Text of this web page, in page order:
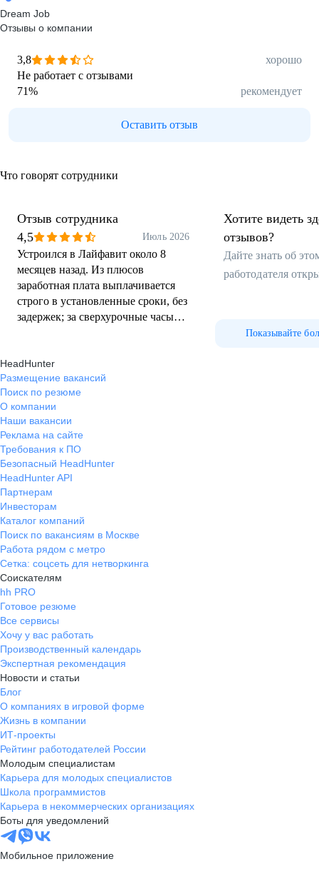
Dream Job
Отзывы о компании
3,8
хорошо
Не работает с отзывами
71% рекомендует
Оставить отзыв
Что говорят сотрудники
Отзыв сотрудника
4,5
Июль 2026
Устроился в Лайфавит около 8
месяцев назад. Из плюсов
заработная плата выплачивается
строго в установленные сроки, без
задержек; за сверхурочные часы
адекватный колектив без
токсичности. Есть и минусы.
Производству 2 года, поэтому не
которые бизнес-процессы еще не
отлажены до конца, но не
критично. В целом отношение
достойное, поэтому минусы я
считаю временными.
Хотите видеть
отзывов?
Дайте знать об
работодателя
Показывайте
HeadHunter
Размещение вакансий
Поиск по резюме
О компании
Наши вакансии
Реклама на сайте
Требования к ПО
Безопасный HeadHunter
HeadHunter API
Партнерам
Инвесторам
Каталог компаний
Поиск по вакансиям в Москве
Работа рядом с метро
Сетка: соцсеть для нетворкинга
Соискателям
hh PRO
Готовое резюме
Все сервисы
Хочу у вас работать
Производственный календарь
Экспертная рекомендация
Новости и статьи
Блог
О компаниях в игровой форме
Жизнь в компании
ИТ-проекты
Рейтинг работодателей России
Молодым специалистам
Карьера для молодых специалистов
Школа программистов
Карьера в некоммерческих организациях
Боты для уведомлений
Мобильное приложение